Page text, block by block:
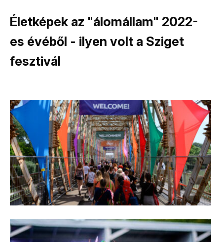
Életképek az "álomállam" 2022-
es évéből - ilyen volt a Sziget
fesztivál